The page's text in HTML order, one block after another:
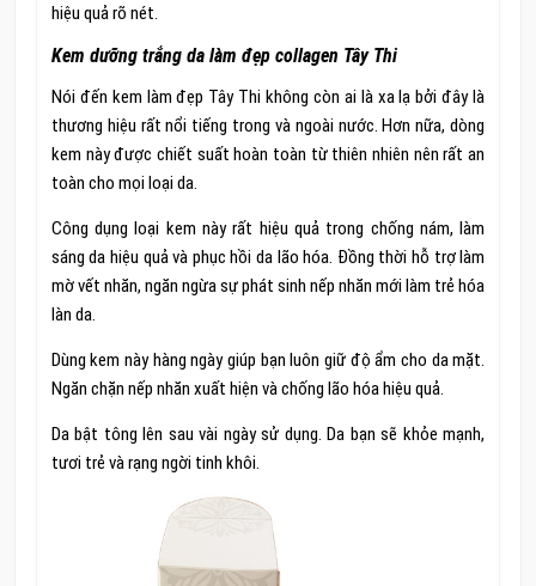
hiệu quả rõ nét.
Kem dưỡng trắng da làm đẹp collagen Tây Thi
Nói đến kem làm đẹp Tây Thi không còn ai là xa lạ bởi đây là
thương hiệu rất nổi tiếng trong và ngoài nước. Hơn nữa, dòng
kem này được chiết suất hoàn toàn từ thiên nhiên nên rất an
toàn cho mọi loại da.
Công dụng loại kem này rất hiệu quả trong chống nám, làm
sáng da hiệu quả và phục hồi da lão hóa. Đồng thời hỗ trợ làm
mờ vết nhăn, ngăn ngừa sự phát sinh nếp nhăn mới làm trẻ hóa
làn da.
Dùng kem này hàng ngày giúp bạn luôn giữ độ ẩm cho da mặt.
Ngăn chặn nếp nhăn xuất hiện và chống lão hóa hiệu quả.
Da bật tông lên sau vài ngày sử dụng. Da bạn sẽ khỏe mạnh,
tươi trẻ và rạng ngời tinh khôi.